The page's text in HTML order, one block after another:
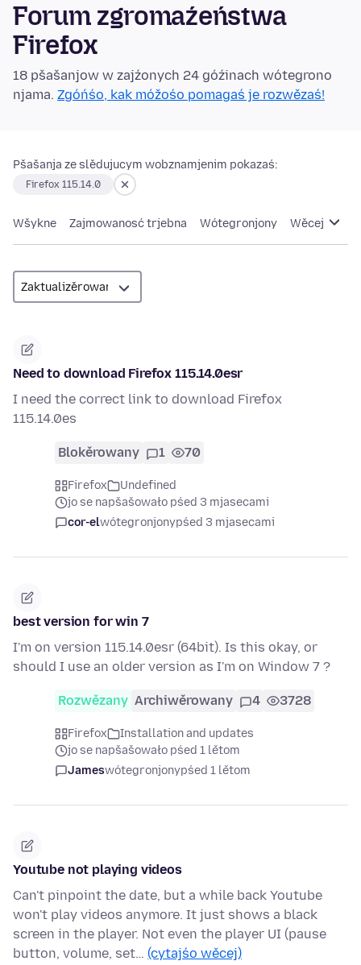
Forum zgromaźeństwa
Firefox
18 pšašanjow w zajźonych 24 góźinach wótegrono
njama. Zgóńśo, kak móžośo pomagaś je rozwězaś!
Pšašanja ze slědujucym wobznamjenim pokazaś:
Firefox 115.14.0
Wšykne Zajmowanosć trjebna Wótegronjony Wěcej
Need to download Firefox 115.14.0esr
I need the correct link to download Firefox
115.14.0es
Blokěrowany 1 70
Firefox
Undefined
jo se napšašowało pśed 3 mjasecami
cor-elwótegronjonypśed 3 mjasecami
best version for win 7
I'm on version 115.14.0esr (64bit). Is this okay, or
should I use an older version as I'm on Window 7 ?
Rozwězany Archiwěrowany 4 3728
Firefox
Installation and updates
jo se napšašowało pśed 1 lětom
Jameswótegronjonypśed 1 lětom
Youtube not playing videos
Can't pinpoint the date, but a while back Youtube
won't play videos anymore. It just shows a black
screen in the player. Not even the player UI (pause
button, volume, set… (cytajśo wěcej)